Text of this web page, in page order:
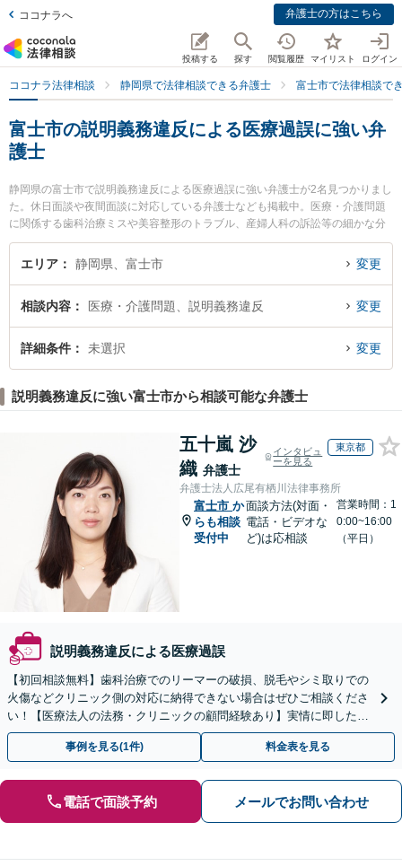
ココナラへ 弁護士の方はこちら
投稿する 探す 閲覧履歴 マイリスト ログイン
ココナラ法律相談 静岡県で法律相談できる弁護士 富士市で法律相談で
富士市の説明義務違反による医療過誤に強い弁
護士
静岡県の富士市で説明義務違反による医療過誤に強い弁護士が2名見つかりまし
た。休日面談や夜間面談に対応している弁護士なども掲載中。医療・介護問題
に関係する歯科治療ミスや美容整形のトラブル、産婦人科の訴訟等の細かな分
野での絞り込み検索もでき便利です。特に小林法律事務所の小林 扶由樹弁護士
や佐野法律事務所の佐野 良行弁護士のプロフィール情報や弁護士費用、強みな
療過誤のトラブル解決の実績豊富な近くの弁護士を検索したい』『初回相談無
料で説明義務違反による医療過誤を法律相談できる富士市内の弁護士に相談予
約したい』などでお困りの相談者さんにおすすめです。
エリア 静岡県、富士市 変更
相談内容 医療・介護問題、説明義務違反 変更
詳細条件 未選択 変更
説明義務違反に強い富士市から相談可能な弁護士
五十嵐 沙
織 弁護士
インタビュ
ーを見る
東京都
弁護士法人広尾有栖川法律事務所
富士市 か
らも相談
受付中
面談方法(対面・
電話・ビデオな
ど)は応相談
営業時間：1
0:00~16:00
（平日）
説明義務違反による医療過誤
【初回相談無料】歯科治療でのリーマーの破損、脱毛やシミ取りでの
火傷などクリニック側の対応に納得できない場合はぜひご相談くださ
い！【医療法人の法務・クリニックの顧問経験あり】実情に即したア
ドバイスで、納得のできるトラブルの解決を目指します。
事例を見る(1件) 料金表を見る
電話で面談予約 メールでお問い合わせ